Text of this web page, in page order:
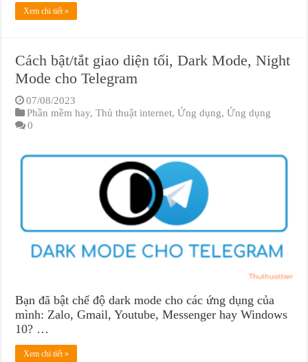
Xem chi tiết »
Cách bật/tắt giao diện tối, Dark Mode, Night
Mode cho Telegram
07/08/2023
Phần mềm hay,Thủ thuật internet,Ứng dụng,Ứng dụng
0
Bạn đã bật chế độ dark mode cho các ứng dụng của
mình: Zalo, Gmail, Youtube, Messenger hay Windows
10? …
Xem chi tiết »